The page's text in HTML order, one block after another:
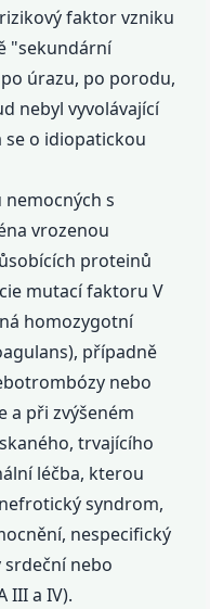
faktor vzniku
"sekundární
úrazu, po porodu,
nebyl vyvolávající
o idiopatickou
s
vrozenou
proteinů
mutací faktoru V
homozygotní
případně
nebo
a při zvýšeném
trvajícího
léčba, kterou
syndrom,
nespecifický
nebo
III a IV).